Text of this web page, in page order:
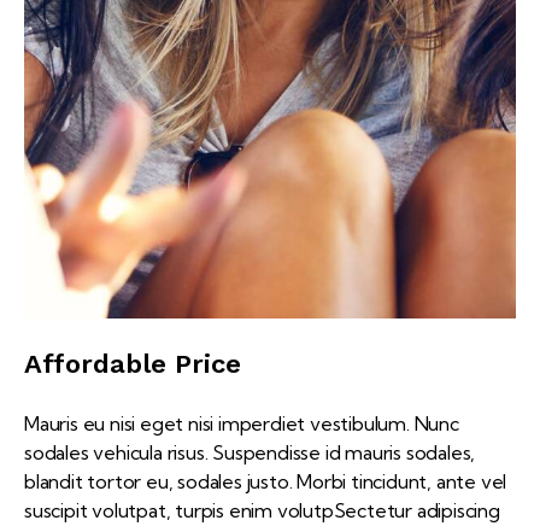
Affordable Price
Mauris eu nisi eget nisi imperdiet vestibulum. Nunc
sodales vehicula risus. Suspendisse id mauris sodales,
blandit tortor eu, sodales justo. Morbi tincidunt, ante vel
suscipit volutpat, turpis enim volutpSectetur adipiscing